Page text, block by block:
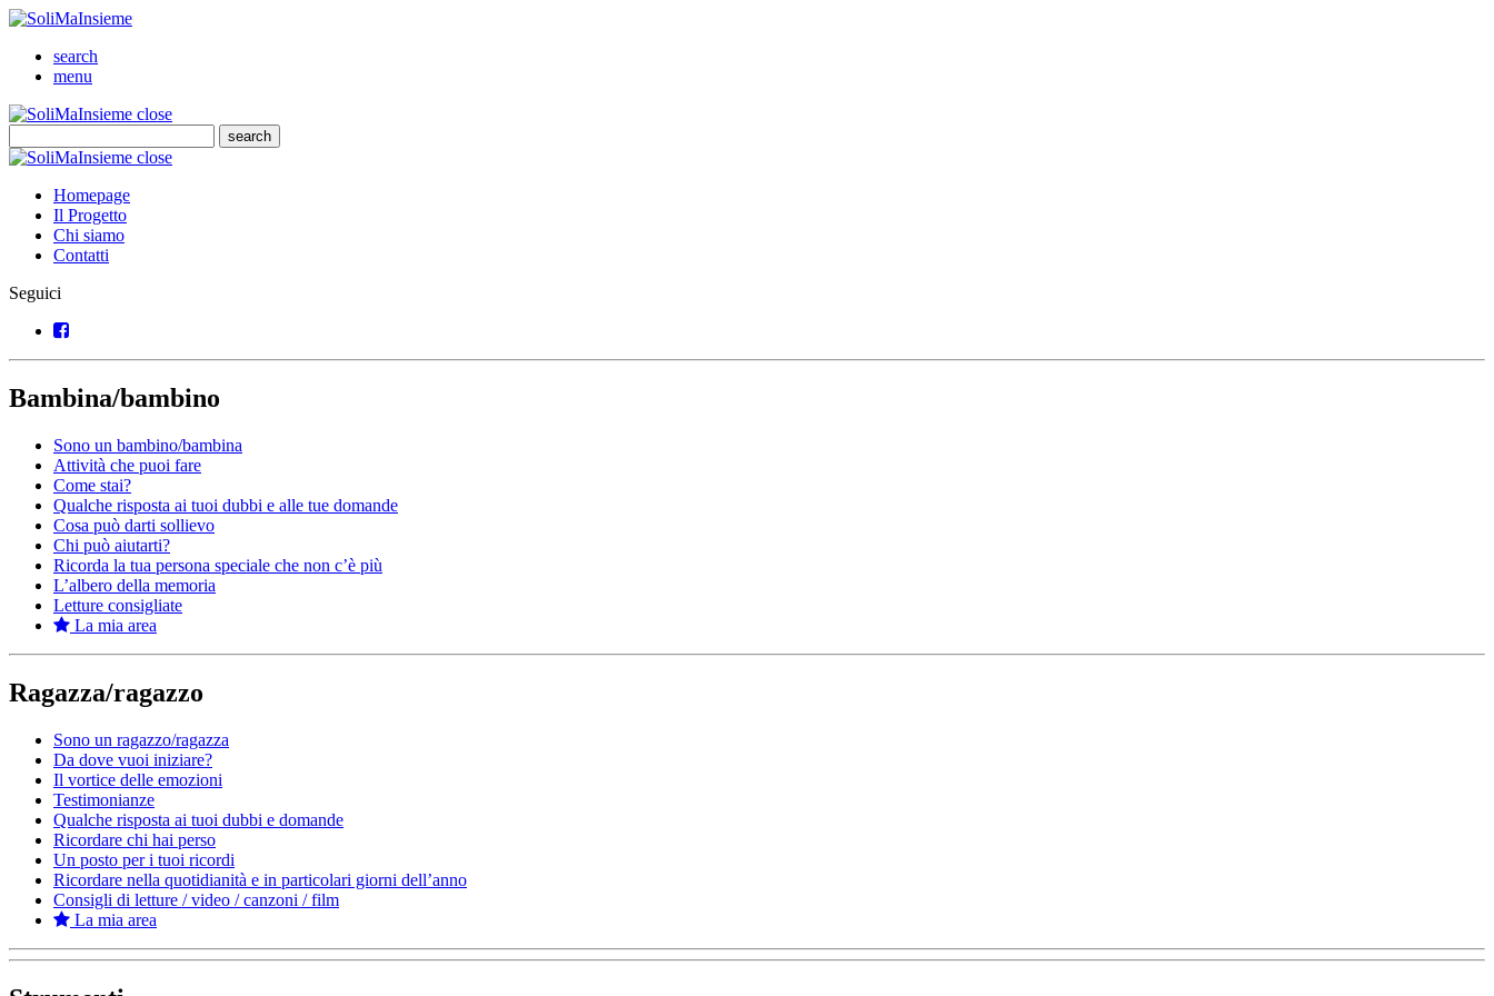
SoliMaInsieme
search
menu
SoliMaInsieme
closeClose
search
Cerca
SoliMaInsieme
closeClose
Homepage
Il Progetto
Chi siamo
Contatti
Seguici
Facebook
Bambina/bambino
Sono un bambino/bambina
Attività che puoi fare
Come stai?
Qualche risposta ai tuoi dubbi e alle tue domande
Cosa può darti sollievo
Chi può aiutarti?
Ricorda la tua persona speciale che non c’è più
L’albero della memoria
Letture consigliate
La mia area
Ragazza/ragazzo
Sono un ragazzo/ragazza
Da dove vuoi iniziare?
Il vortice delle emozioni
Testimonianze
Qualche risposta ai tuoi dubbi e domande
Ricordare chi hai perso
Un posto per i tuoi ricordi
Ricordare nella quotidianità e in particolari giorni dell’anno
Consigli di letture / video / canzoni / film
La mia area